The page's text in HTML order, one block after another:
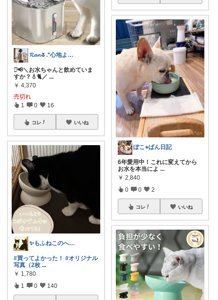
𝓡𝓪𝓷🌷.*心地よい空間
⋆͛📢＼お水ちゃんと飲めていま
すか？💧🐈／ ...
￥ 4,370
売切れ
1 0 16
コレ いいね
✨もふねこのへや✨
#買ってよかった！ #オリジナル
写真（2枚 ...
￥ 1,780
1 0 140
ぽこ⭐︎ぱん日記
6年愛用中！これに変えてから
お水を本当によ ...
￥ 2,840
0 0 2
コレ いいね